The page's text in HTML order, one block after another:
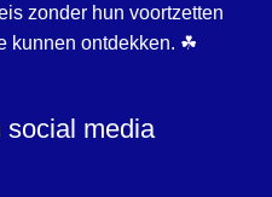
zonder hun voortzetten
kunnen ontdekken. ☘
social media